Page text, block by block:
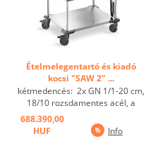
Ételmelegentartó és kiadó
kocsi "SAW 2" ...
kétmedencés: 2x GN 1/1-20 cm,
18/10 rozsdamentes acél, a
medencék külön is fűthetőek, ill.
szabályozhatóak +30°C-tól
+95°C-ig, lezárható
688.390,00
HUF
Info